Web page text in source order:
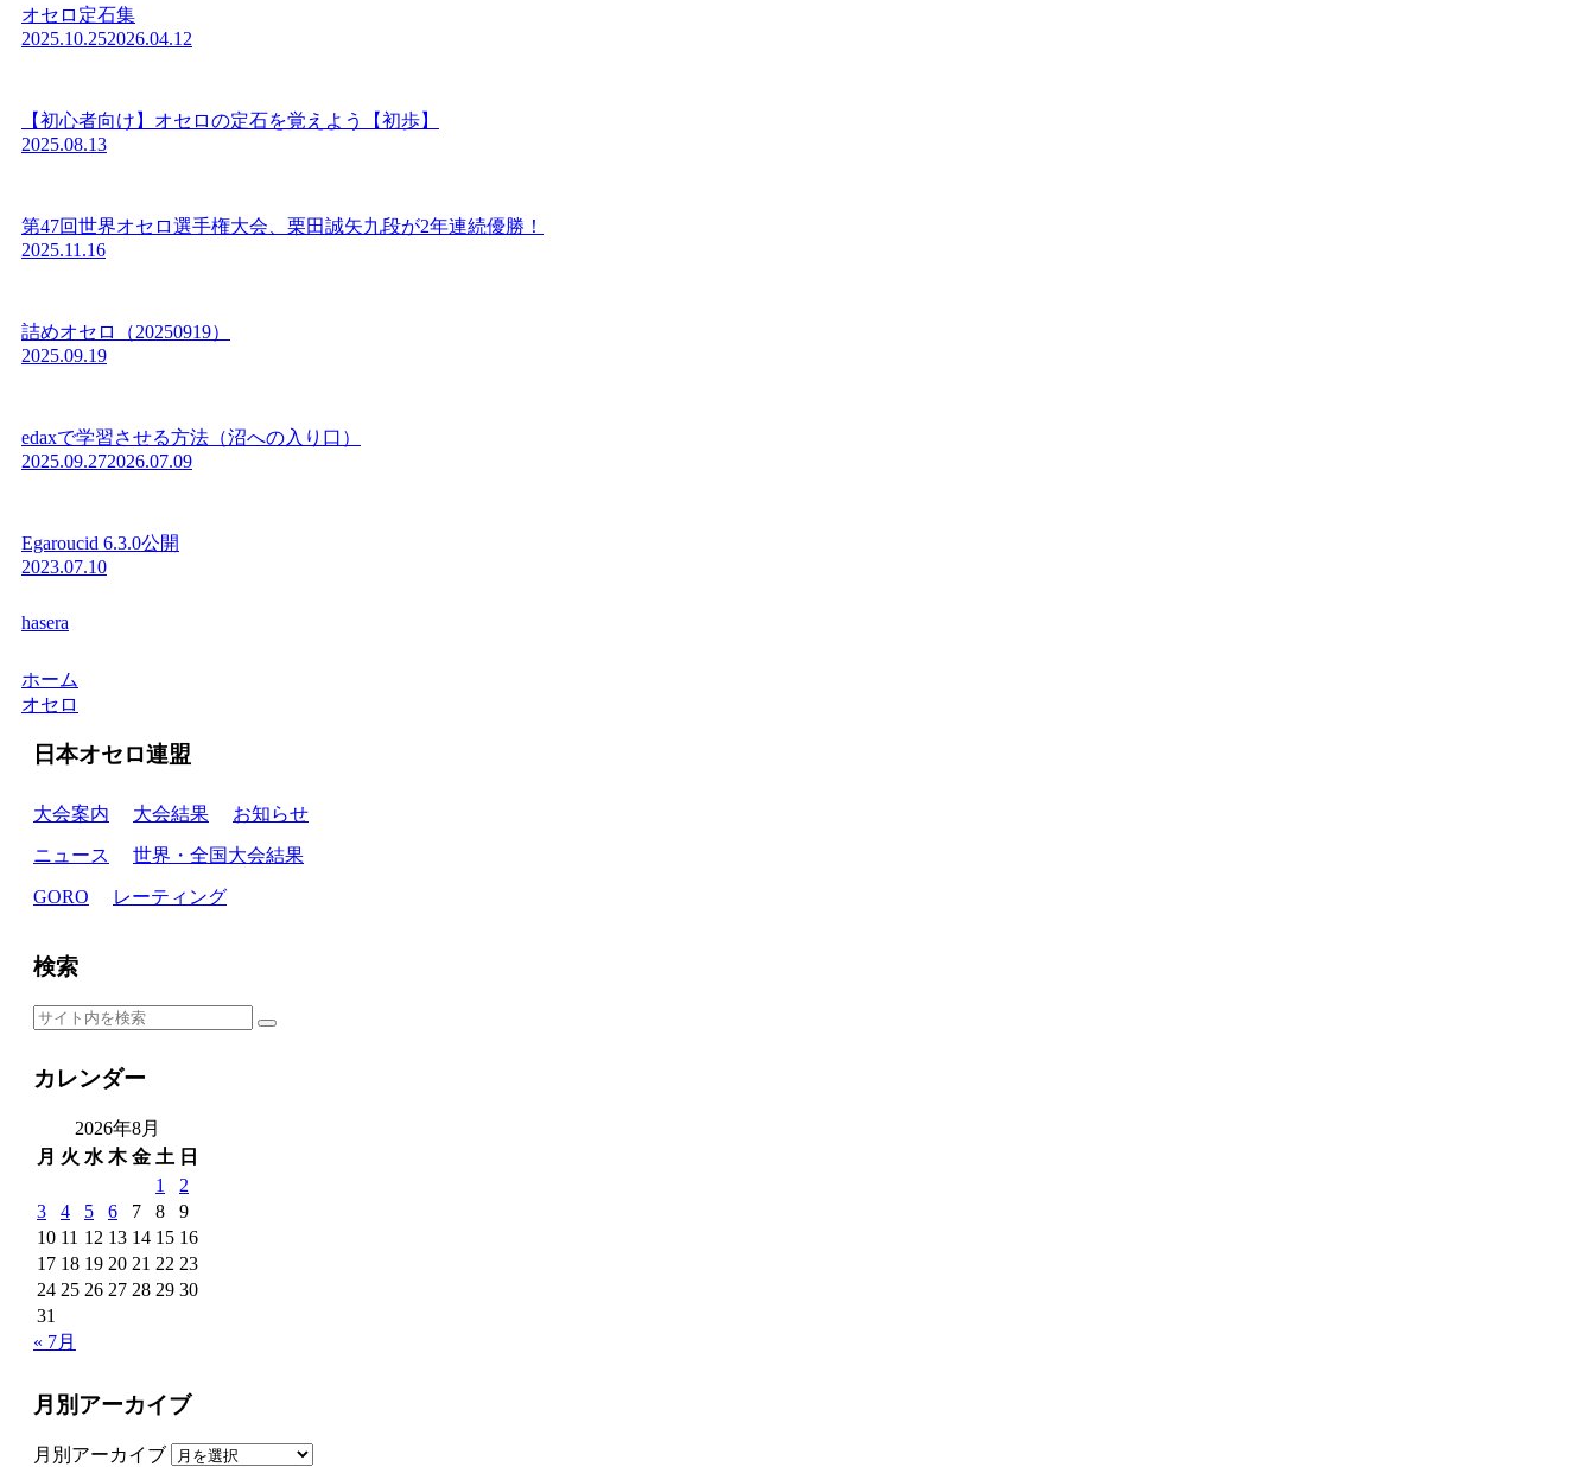
オセロ定石集
2025.10.252026.04.12
【初心者向け】オセロの定石を覚えよう【初歩】
2025.08.13
第47回世界オセロ選手権大会、栗田誠矢九段が2年連続優勝！
2025.11.16
詰めオセロ（20250919）
2025.09.19
edaxで学習させる方法（沼への入り口）
2025.09.272026.07.09
Egaroucid 6.3.0公開
2023.07.10
hasera
ホーム
オセロ
日本オセロ連盟
大会案内 大会結果 お知らせ
ニュース 世界・全国大会結果
GORO レーティング
検索
カレンダー
2026年8月
月 火 水 木 金 土 日
1
2
3
4 5 6 7 8
9
10 11 12 13 14 15 16
17 18 19 20 21 22 23
24 25 26 27 28 29 30
31
« 7月
月別アーカイブ
月別アーカイブ